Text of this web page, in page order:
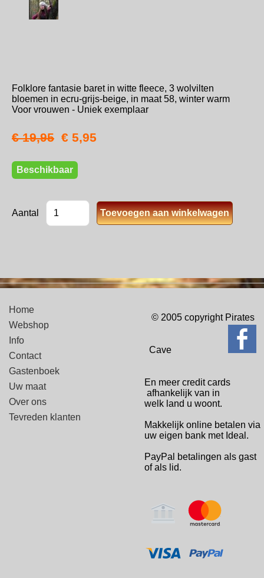
Folklore fantasie baret in witte fleece, 3 wolvilten
bloemen in ecru-grijs-beige, in maat 58, winter warm
Voor vrouwen - Uniek exemplaar
€ 19,95 € 5,95
Beschikbaar
Aantal
Home
Webshop
Info
Contact
Gastenboek
Uw maat
Over ons
Tevreden klanten
© 2005 copyright Pirates
Cave
En meer credit cards
afhankelijk van in
welk land u woont.
Makkelijk online betalen via
uw eigen bank met Ideal.
PayPal betalingen als gast
of als lid.